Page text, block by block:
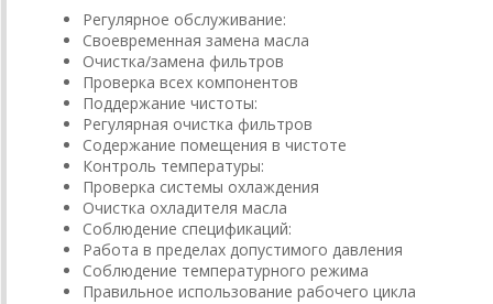
Регулярное обслуживание:
Своевременная замена масла
Очистка/замена фильтров
Проверка всех компонентов
Поддержание чистоты:
Регулярная очистка фильтров
Содержание помещения в чистоте
Контроль температуры:
Проверка системы охлаждения
Очистка охладителя масла
Соблюдение спецификаций:
Работа в пределах допустимого давления
Соблюдение температурного режима
Правильное использование рабочего цикла